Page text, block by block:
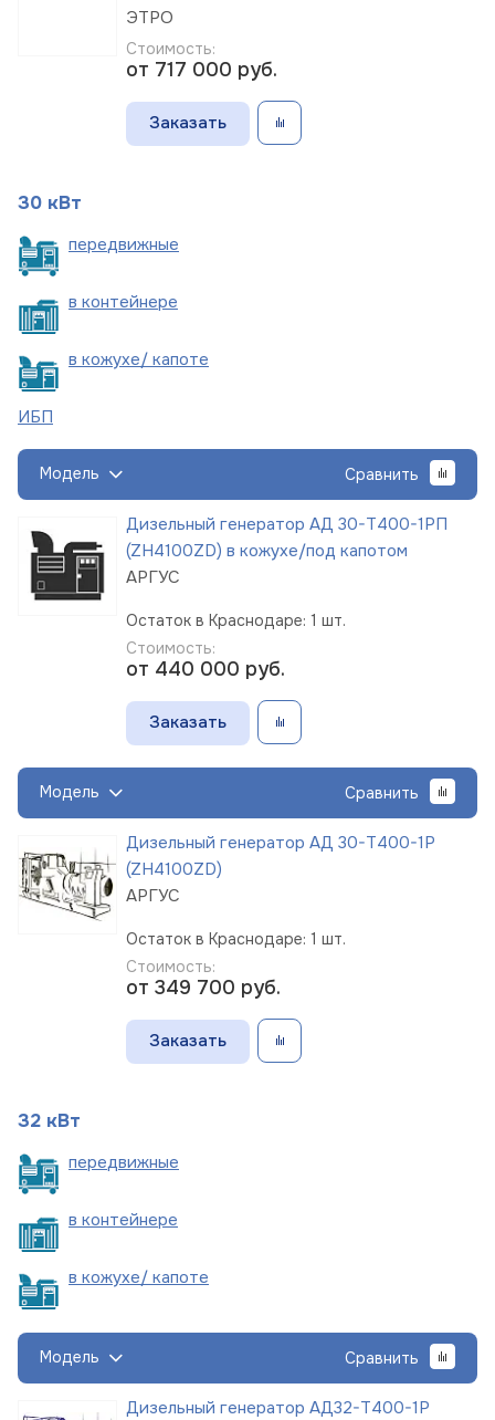
ЭТРО
Стоимость:
от 717 000 руб.
Заказать
30 кВт
передвижные
в контейнере
в кожухе/ капоте
ИБП
Модель Сравнить
Дизельный генератор АД 30-Т400-1РП
(ZH4100ZD) в кожухе/под капотом
АРГУС
Остаток в Краснодаре: 1 шт.
Стоимость:
от 440 000 руб.
Заказать
Модель Сравнить
Дизельный генератор АД 30-Т400-1Р
(ZH4100ZD)
АРГУС
Остаток в Краснодаре: 1 шт.
Стоимость:
от 349 700 руб.
Заказать
32 кВт
передвижные
в контейнере
в кожухе/ капоте
Модель Сравнить
Дизельный генератор АД32-Т400-1Р